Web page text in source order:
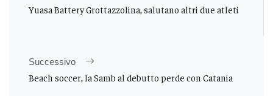
Yuasa Battery Grottazzolina, salutano altri due atleti
Successivo
Beach soccer, la Samb al debutto perde con Catania